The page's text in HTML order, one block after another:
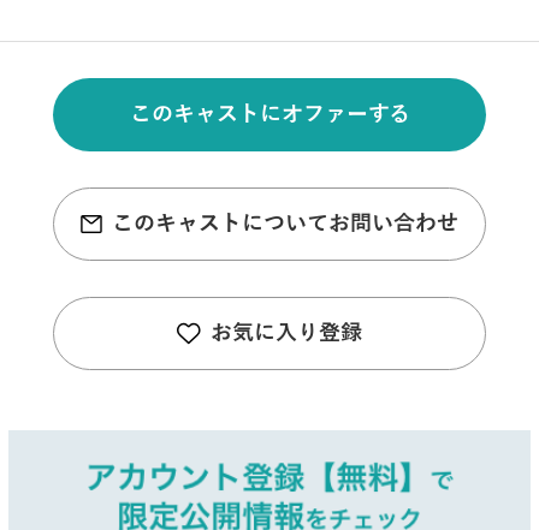
このキャストにオファーする
このキャストについてお問い合わせ
お気に入り登録